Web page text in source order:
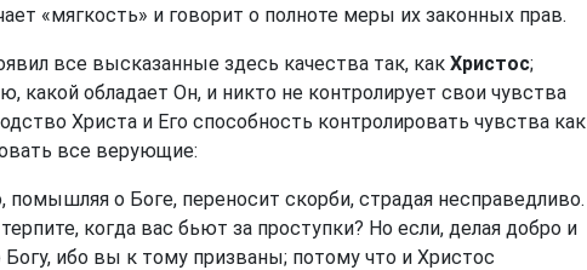
«мягкость» и говорит о полноте меры их законных прав.
все высказанные здесь качества так, как Христос;
какой обладает Он, и никто не контролирует свои чувства
Христа и Его способность контролировать чувства как
все верующие:
помышляя о Боге, переносит скорби, страдая несправедливо.
когда вас бьют за проступки? Но если, делая добро и
Богу, ибо вы к тому призваны; потому что и Христос